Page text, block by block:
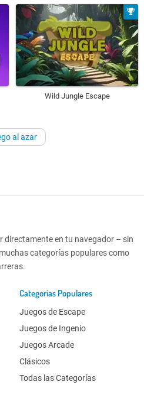
Wild Jungle Escape
al azar
directamente en tu navegador – sin
categorías populares como
Categorías Populares
Juegos de Escape
Juegos de Ingenio
Juegos Arcade
Clásicos
Todas las Categorías